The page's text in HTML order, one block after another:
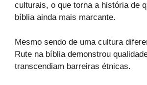
culturais, o que torna a história de
bíblia ainda mais marcante.
Mesmo sendo de uma cultura
Rute na bíblia demonstrou
transcendiam barreiras étnicas.